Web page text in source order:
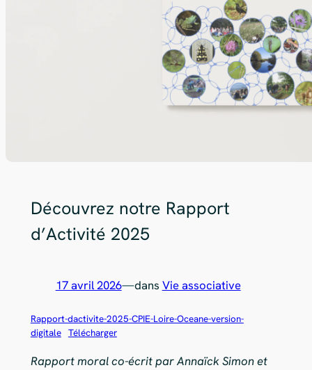
Découvrez notre Rapport
d’Activité 2025
17 avril 2026—dans Vie associative
Rapport-dactivite-2025-CPIE-Loire-Oceane-version-
digitale Télécharger
Rapport moral co-écrit par Annaïck Simon et